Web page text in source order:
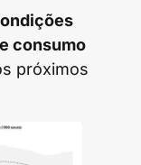
consumo
próximos